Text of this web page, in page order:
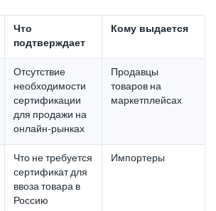
Что
подтверждает
Кому выдается
Отсутствие
необходимости
сертификации
для продажи на
онлайн-рынках
Продавцы
товаров на
маркетплейсах
Что не требуется
сертификат для
ввоза товара в
Россию
Импортеры